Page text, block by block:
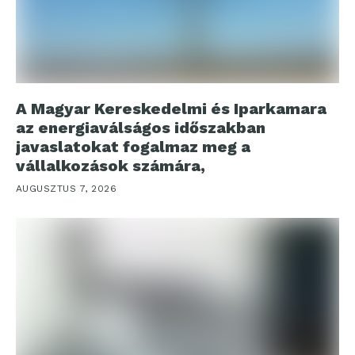
A Magyar Kereskedelmi és Iparkamara
az energiaválságos időszakban
javaslatokat fogalmaz meg a
vállalkozások számára,
AUGUSZTUS 7, 2026